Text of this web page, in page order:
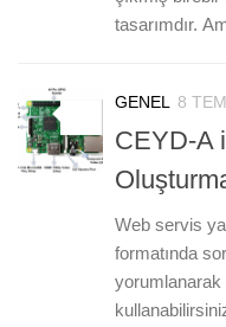
tasarımdır.
GENEL 8
CEYD-A
Web servis
formatında
yorumlanarak